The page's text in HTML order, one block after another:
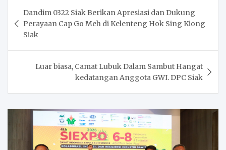
navigation
Dandim 0322 Siak Berikan Apresiasi dan Dukung
Perayaan Cap Go Meh di Kelenteng Hok Sing Kiong
Siak
Luar biasa, Camat Lubuk Dalam Sambut Hangat
kedatangan Anggota GWI. DPC Siak